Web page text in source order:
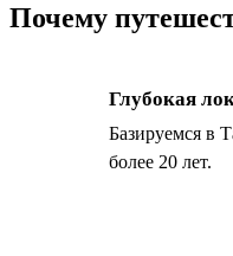
Почему
Глубокая
Базируемся в
более 20 лет.